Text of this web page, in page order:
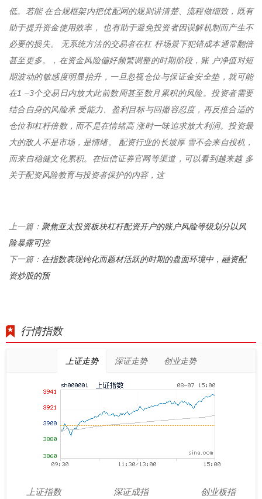
低。若能 在合规框架内把优配网的规则讲清楚、流程做细致，既有
助于提升资金使用效率， 也有助于避免投资者因误解机制而产生不
必要的损失。 无系统方法的交易者在杠 杆场景下犯错成本通常翻倍
甚至更多。，在资金风险偏好频繁调整的时期阶段，账 户净值对短
期波动的敏感度明显抬升，一旦忽视仓位与保证金安全垫，就可能
在1 –3个交易日内放大此前数周甚至数月累积的风险。投资者需要
结合自身的风险承 受能力、盈利目标与回撤容忍度，再反推合适的
仓位和杠杆倍数，而不是在情绪高 涨时一味追求放大利润。投资最
大的敌人不是市场，是情绪。 配资行业的长坡厚 雪不会来自投机，
而来自稳健文化累积。在恒信证券官网等渠道，可以看到越来越 多
关于配资风险教育与投资者保护的内容，这
上一篇： 聚焦亚太投资板块杠杆配资开户的账户风险等级划分以风
险暴露可控
下一篇： 在指数表现钝化而题材活跃的时期的盘面环境中，融资配
资炒股的预
行情指数
上证走势 深证走势 创业走势
上证指数
深证成指
创业板指